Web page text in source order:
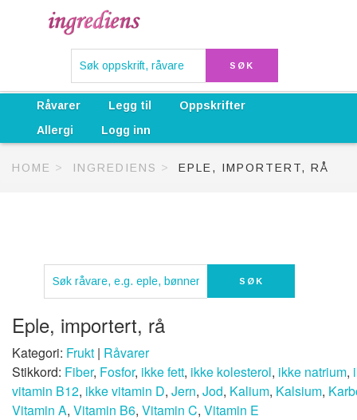
Råvarer Legg til
Oppskrifter
Allergi
Logg inn
HOME INGREDIENS EPLE, IMPORTERT, RÅ
Eple, importert, rå
Kategori: Frukt | Råvarer
Stikkord: Fiber, Fosfor, ikke fett, ikke kolesterol, ikke natrium,
vitamin B12, ikke vitamin D, Jern, Jod, Kalium, Kalsium,
Vitamin A, Vitamin B6, Vitamin C, Vitamin E